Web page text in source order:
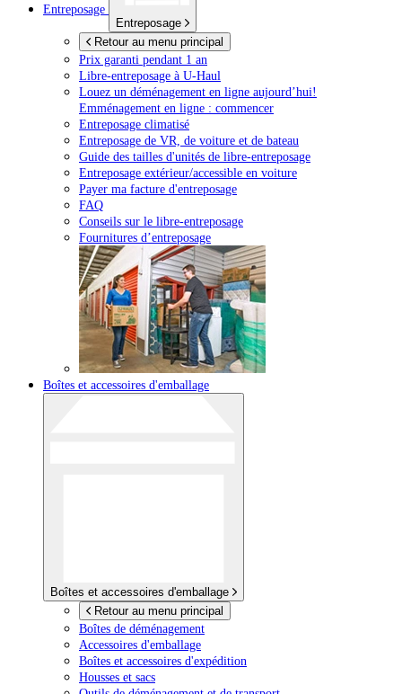
Entreposage
Entreposage
Retour au menu principal
Prix garanti pendant 1 an
Libre-entreposage à U-Haul
Louez un déménagement en ligne aujourd’hui!
Emménagement en ligne : commencer
Entreposage climatisé
Entreposage de VR, de voiture et de bateau
Guide des tailles d'unités de libre-entreposage
Entreposage extérieur/accessible en voiture
Payer ma facture d'entreposage
FAQ
Conseils sur le libre-entreposage
Fournitures d’entreposage
Boîtes et accessoires d'emballage
Boîtes et accessoires d'emballage
Retour au menu principal
Boîtes de déménagement
Accessoires d'emballage
Boîtes et accessoires d'expédition
Housses et sacs